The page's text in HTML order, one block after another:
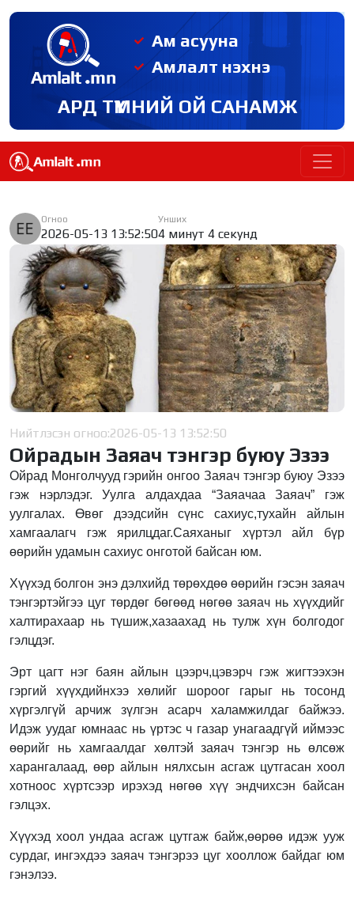
Ам асууна
Амлалт нэхнэ
АРД ТҮМНИЙ ОЙ САНАМЖ
Огноо
2026-05-13 13:52:50
Унших
4 минут 4 секунд
Нийтлэсэн огноо:2026-05-13 13:52:50
Ойрадын Заяач тэнгэр буюу Эзээ
Ойрад Монголчууд гэрийн онгоо Заяач тэнгэр буюу Эзээ
гэж нэрлэдэг. Уулга алдахдаа “Заяачаа Заяач” гэж
уулгалах. Өвөг дээдсийн сүнс сахиус,тухайн айлын
хамгаалагч гэж ярилцдаг.Саяханыг хүртэл айл бүр
өөрийн удамын сахиус онготой байсан юм.
Хүүхэд болгон энэ дэлхийд төрөхдөө өөрийн гэсэн заяач
тэнгэртэйгээ цуг төрдөг бөгөөд нөгөө заяач нь хүүхдийг
халтирахаар нь түшиж,хазаахад нь тулж хүн болгодог
гэлцдэг.
Эрт цагт нэг баян айлын цээрч,цэвэрч гэж жигтээхэн
гэргий хүүхдийнхээ хөлийг шороог гарыг нь тосонд
хүргэлгүй арчиж зүлгэн асарч халамжилдаг байжээ.
Идэж уудаг юмнаас нь үртэс ч газар унагаадгүй иймээс
өөрийг нь хамгаалдаг хөлтэй заяач тэнгэр нь өлсөж
харангалаад, өөр айлын нялхсын асгаж цутгасан хоол
хотноос хүртсээр ирэхэд нөгөө хүү эндчихсэн байсан
гэлцэх.
Хүүхэд хоол ундаа асгаж цутгаж байж,өөрөө идэж ууж
сурдаг, ингэхдээ заяач тэнгэрээ цуг хооллож байдаг юм
гэнэлээ.